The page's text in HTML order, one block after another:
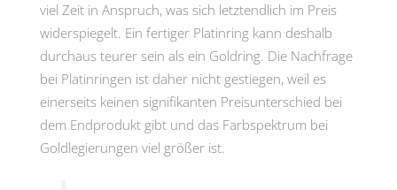
viel Zeit in Anspruch, was sich letztendlich im Preis
widerspiegelt. Ein fertiger Platinring kann deshalb
durchaus teurer sein als ein Goldring. Die Nachfrage
bei Platinringen ist daher nicht gestiegen, weil es
einerseits keinen signifikanten Preisunterschied bei
dem Endprodukt gibt und das Farbspektrum bei
Goldlegierungen viel größer ist.